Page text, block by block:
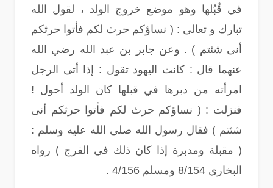
في قُبُلها وهو موضع خروج الولد ، لقول الله
تبارك و تعالى : ( نساؤكم حرث لكم فأتوا حرثكم
أنى شئتم ) . وعن جابر بن عبد الله رضي الله
عنهما قال : كانت اليهود تقول : إذا أتى الرجل
امرأته من دبرها في قبلها كان الولد أحول !
فنزلت : ( نساؤكم حرث لكم فأتوا حرثكم أنى
شئتم ) فقال رسول الله صلى الله عليه وسلم :
( مقبلة ومدبرة إذا كان ذلك في الفرج ) رواه
البخاري 8/154 ومسلم 4/156 .